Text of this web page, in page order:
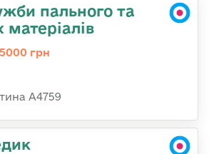
пального та
грн
А4759